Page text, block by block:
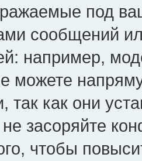
под
сообщений
например,
можете
так как они
засоряйте
чтобы